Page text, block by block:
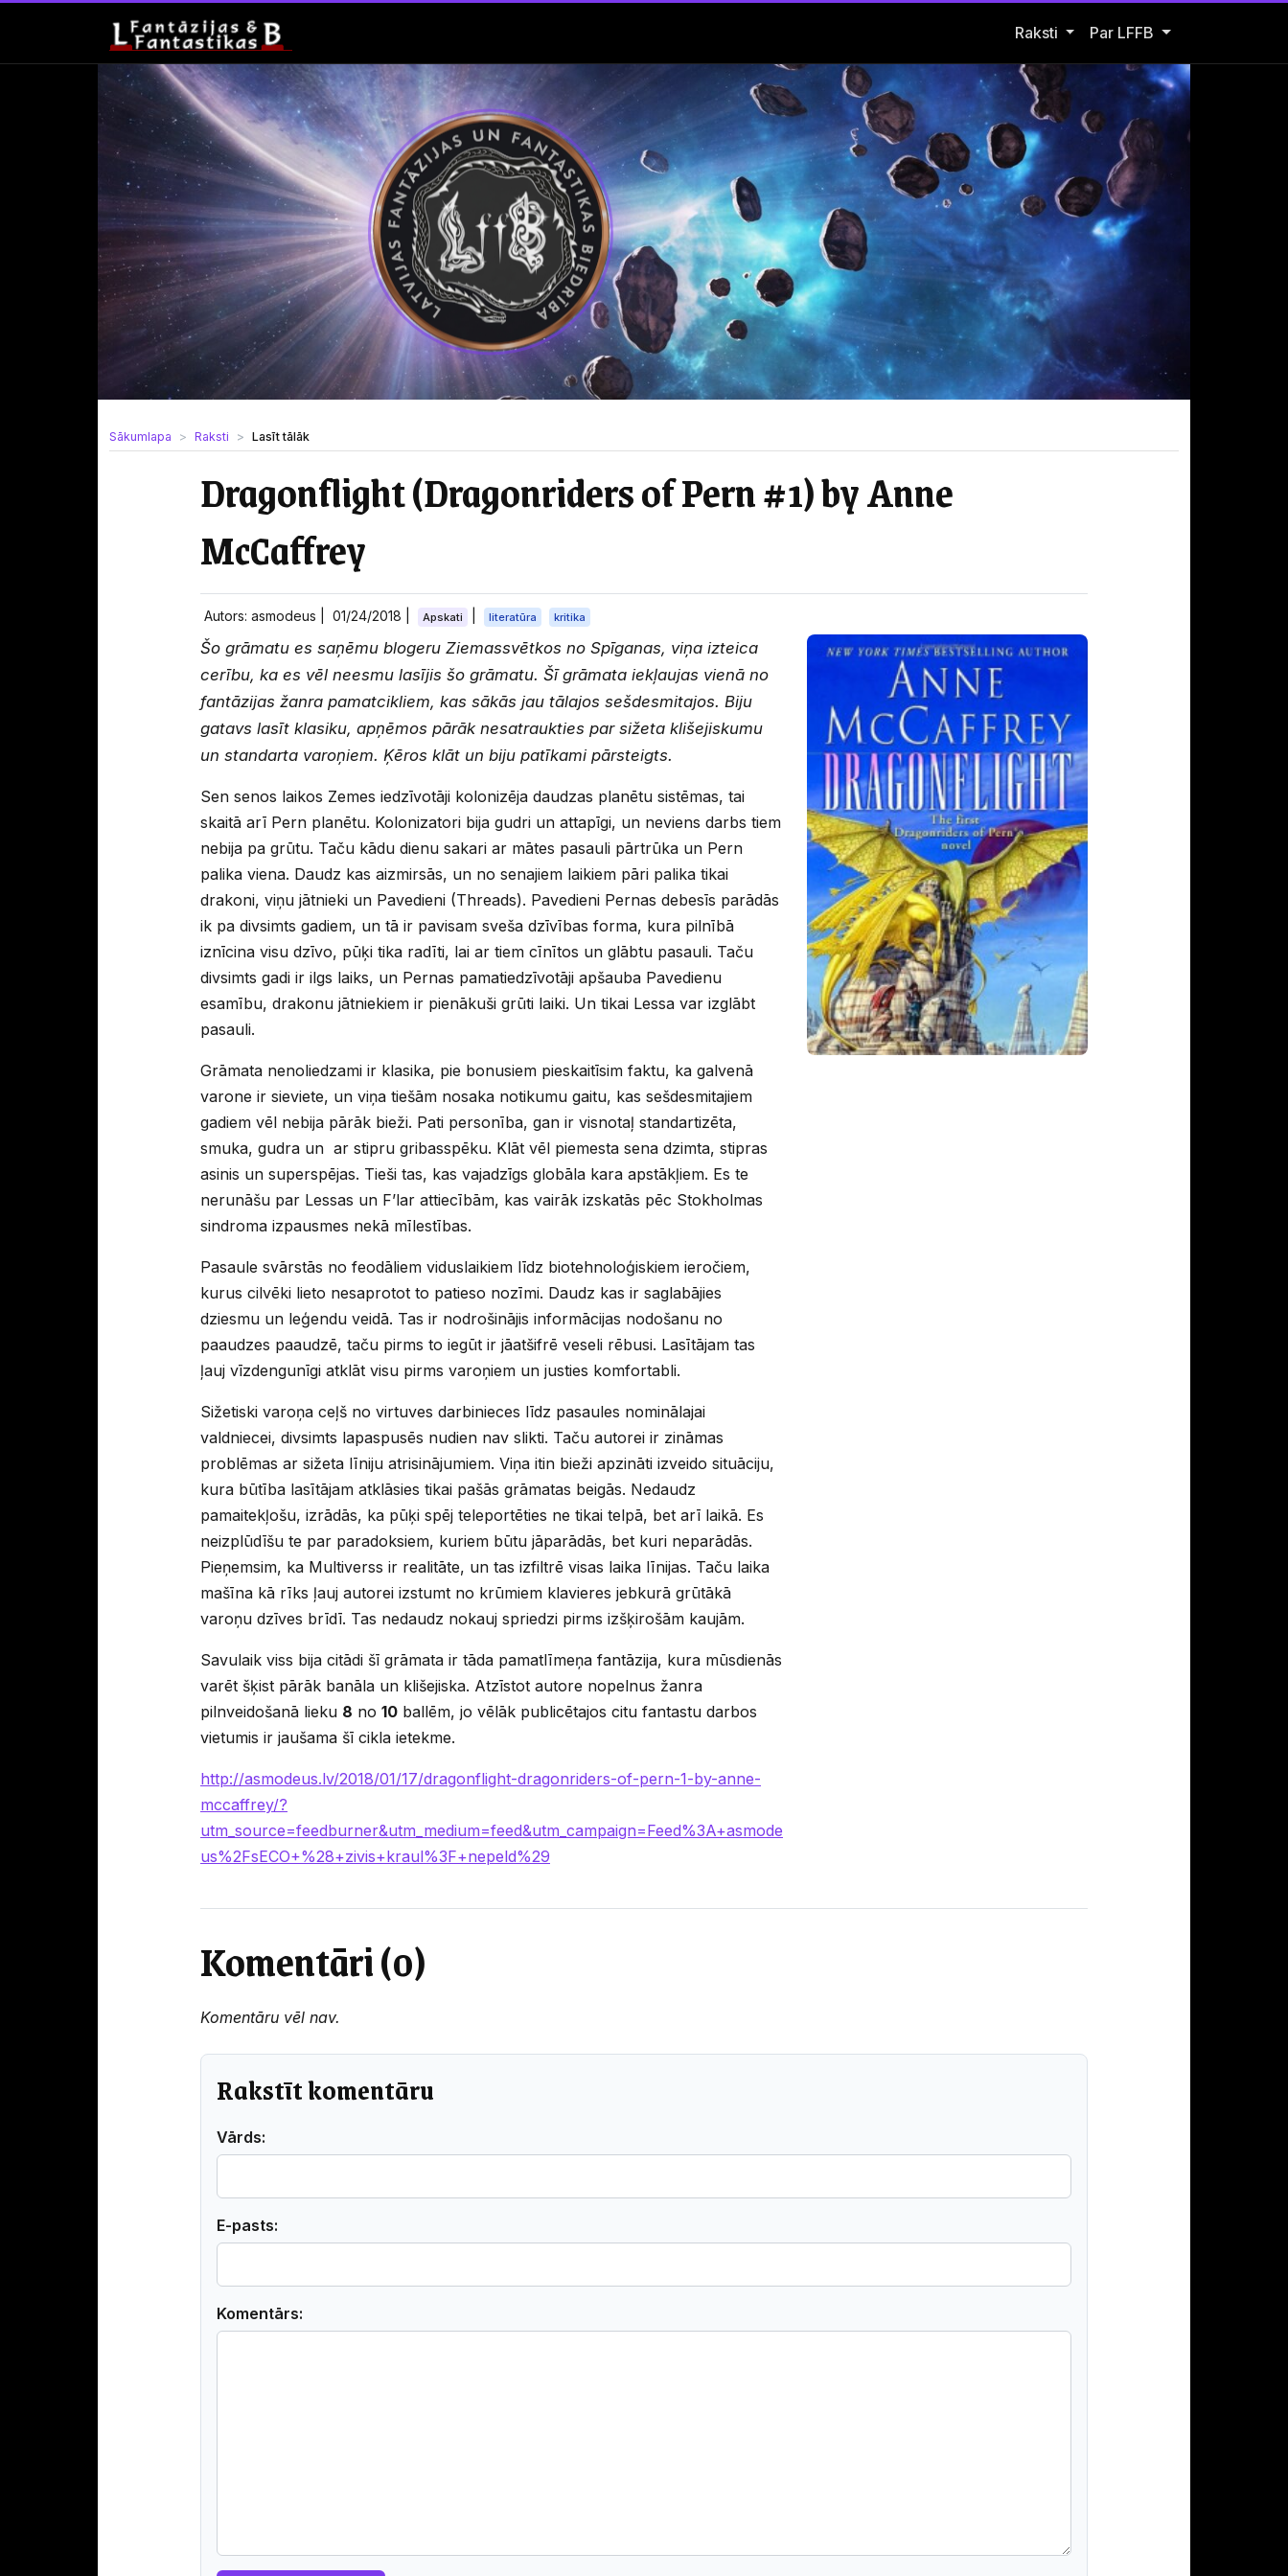
Raksti Open Raksti submenu
Par LFFB
Sākumlapa Raksti Lasīt tālāk
Dragonflight (Dragonriders of Pern #1) by Anne
McCaffrey
Autors: asmodeus | 01/24/2018 Apskati literatūra kritika
Šo grāmatu es saņēmu blogeru Ziemassvētkos no Spīganas, viņa izteica
cerību, ka es vēl neesmu lasījis šo grāmatu. Šī grāmata iekļaujas vienā no
fantāzijas žanra pamatcikliem, kas sākās jau tālajos sešdesmitajos. Biju
gatavs lasīt klasiku, apņēmos pārāk nesatraukties par sižeta klišejiskumu
un standarta varoņiem. Ķēros klāt un biju patīkami pārsteigts.
Sen senos laikos Zemes iedzīvotāji kolonizēja daudzas planētu sistēmas, tai
skaitā arī Pern planētu. Kolonizatori bija gudri un attapīgi, un neviens darbs tiem
nebija pa grūtu. Taču kādu dienu sakari ar mātes pasauli pārtrūka un Pern
palika viena. Daudz kas aizmirsās, un no senajiem laikiem pāri palika tikai
drakoni, viņu jātnieki un Pavedieni (Threads). Pavedieni Pernas debesīs parādās
ik pa divsimts gadiem, un tā ir pavisam sveša dzīvības forma, kura pilnībā
iznīcina visu dzīvo, pūķi tika radīti, lai ar tiem cīnītos un glābtu pasauli. Taču
divsimts gadi ir ilgs laiks, un Pernas pamatiedzīvotāji apšauba Pavedienu
esamību, drakonu jātniekiem ir pienākuši grūti laiki. Un tikai Lessa var izglābt
pasauli.
Grāmata nenoliedzami ir klasika, pie bonusiem pieskaitīsim faktu, ka galvenā
varone ir sieviete, un viņa tiešām nosaka notikumu gaitu, kas sešdesmitajiem
gadiem vēl nebija pārāk bieži. Pati personība, gan ir visnotaļ standartizēta,
smuka, gudra un ar stipru gribasspēku. Klāt vēl piemesta sena dzimta, stipras
asinis un superspējas. Tieši tas, kas vajadzīgs globāla kara apstākļiem. Es te
nerunāšu par Lessas un F’lar attiecībām, kas vairāk izskatās pēc Stokholmas
sindroma izpausmes nekā mīlestības.
Pasaule svārstās no feodāliem viduslaikiem līdz biotehnoloģiskiem ieročiem,
kurus cilvēki lieto nesaprotot to patieso nozīmi. Daudz kas ir saglabājies
dziesmu un leģendu veidā. Tas ir nodrošinājis informācijas nodošanu no
paaudzes paaudzē, taču pirms to iegūt ir jāatšifrē veseli rēbusi. Lasītājam tas
ļauj vīzdengunīgi atklāt visu pirms varoņiem un justies komfortabli.
Sižetiski varoņa ceļš no virtuves darbinieces līdz pasaules nominālajai
valdniecei, divsimts lapaspusēs nudien nav slikti. Taču autorei ir zināmas
problēmas ar sižeta līniju atrisinājumiem. Viņa itin bieži apzināti izveido situāciju,
kura būtība lasītājam atklāsies tikai pašās grāmatas beigās. Nedaudz
pamaitekļošu, izrādās, ka pūķi spēj teleportēties ne tikai telpā, bet arī laikā. Es
neizplūdīšu te par paradoksiem, kuriem būtu jāparādās, bet kuri neparādās.
Pieņemsim, ka Multiverss ir realitāte, un tas izfiltrē visas laika līnijas. Taču laika
mašīna kā rīks ļauj autorei izstumt no krūmiem klavieres jebkurā grūtākā
varoņu dzīves brīdī. Tas nedaudz nokauj spriedzi pirms izšķirošām kaujām.
Savulaik viss bija citādi šī grāmata ir tāda pamatlīmeņa fantāzija, kura mūsdienās
varēt šķist pārāk banāla un klišejiska. Atzīstot autore nopelnus žanra
pilnveidošanā lieku 8 no 10 ballēm, jo vēlāk publicētajos citu fantastu darbos
vietumis ir jaušama šī cikla ietekme.
http://asmodeus.lv/2018/01/17/dragonflight-dragonriders-of-pern-1-by-anne-
mccaffrey/?
utm_source=feedburner&utm_medium=feed&utm_campaign=Feed%3A+asmode
us%2FsECO+%28+zivis+kraul%3F+nepeld%29
Komentāri (0)
Komentāru vēl nav.
Rakstīt komentāru
Vārds:
E-pasts:
Komentārs: